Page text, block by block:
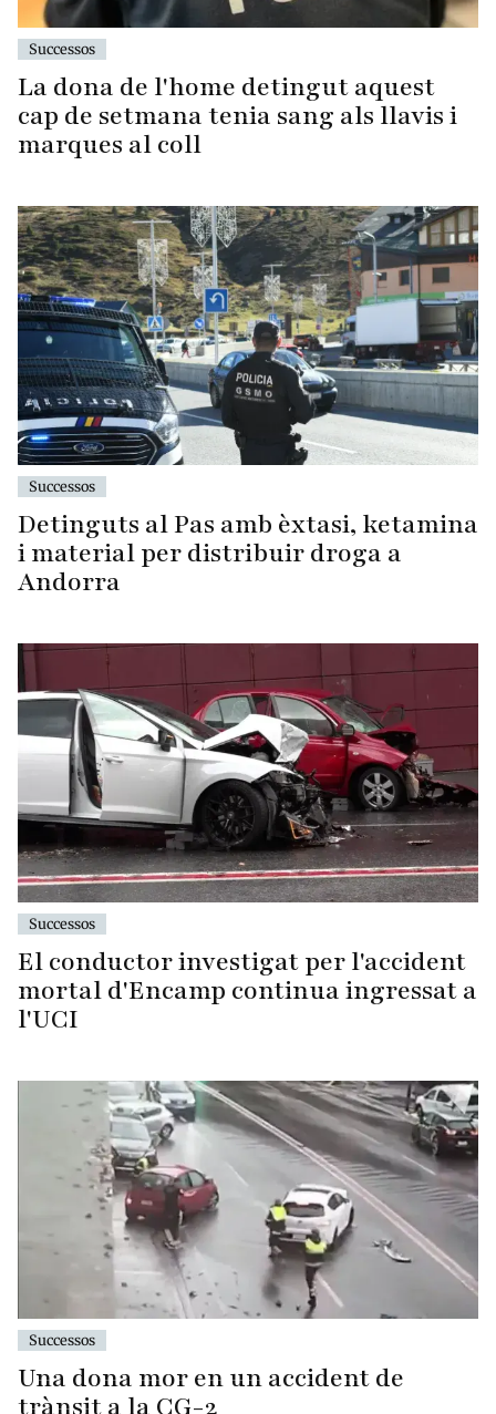
Successos
La dona de l'home detingut aquest
cap de setmana tenia sang als llavis i
marques al coll
Successos
Detinguts al Pas amb èxtasi, ketamina
i material per distribuir droga a
Andorra
Successos
El conductor investigat per l'accident
mortal d'Encamp continua ingressat a
l'UCI
Successos
Una dona mor en un accident de
trànsit a la CG-2